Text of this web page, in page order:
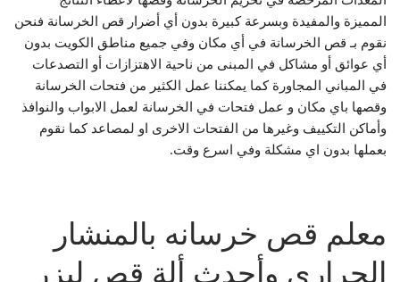
المميزة والمفيدة وبسرعة كبيرة بدون أي أضرار قص الخرسانة فنحن
نقوم بـ قص الخرسانة في أي مكان وفي جميع مناطق الكويت بدون
أي عوائق أو مشاكل في المبنى من ناحية الاهتزازات أو التصدعات
في المباني المجاورة كما يمكننا عمل الكثير من فتحات الخرسانة
وقصها باي مكان و عمل فتحات في الخرسانة لعمل الابواب والنوافذ
وأماكن التكييف وغيرها من الفتحات الاخرى او لمصاعد كما نقوم
بعملها بدون اي مشكلة وفي اسرع وقت.
معلم قص خرسانه بالمنشار
الحراري وأحدث ألة قص ليزر